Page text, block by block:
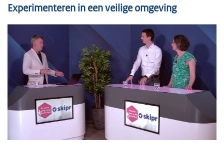
Experimenteren in een veilige omgeving